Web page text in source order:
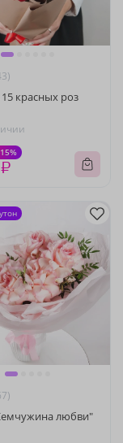
15 красных роз
любви"